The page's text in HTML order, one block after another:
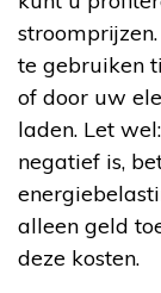
te gebruiken
of door uw
laden. Let
negatief is,
alleen geld
deze kosten.